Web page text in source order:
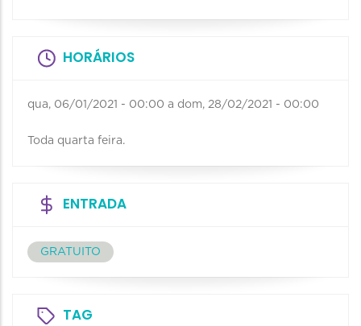
HORÁRIOS
qua, 06/01/2021 - 00:00 a dom, 28/02/2021 - 00:00
Toda quarta feira.
ENTRADA
GRATUITO
TAG